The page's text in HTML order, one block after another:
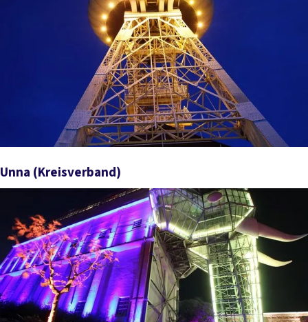
Unna (Kreisverband)
Zum Verband Unna (Kreisverband)